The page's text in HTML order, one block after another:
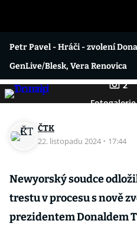
Petr Pavel - Hráči - zvolení
GenLive/Blesk, Vera Renovica
2
Fotogalerie
ČTK
22. listopadu 2024 · 17:44
Newyorský soudce
trestu v procesu s nově
prezidentem Donaldem